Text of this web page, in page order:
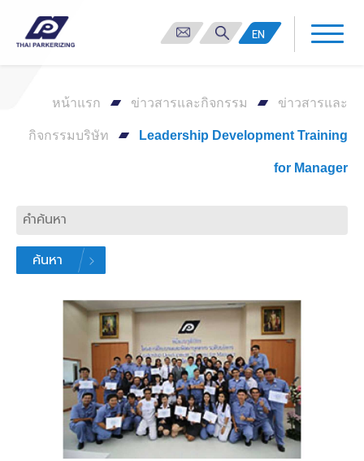
EN
หน้าแรก ข่าวสารและกิจกรรม ข่าวสารและ
กิจกรรมบริษัท Leadership Development Training
for Manager
ค้นหา